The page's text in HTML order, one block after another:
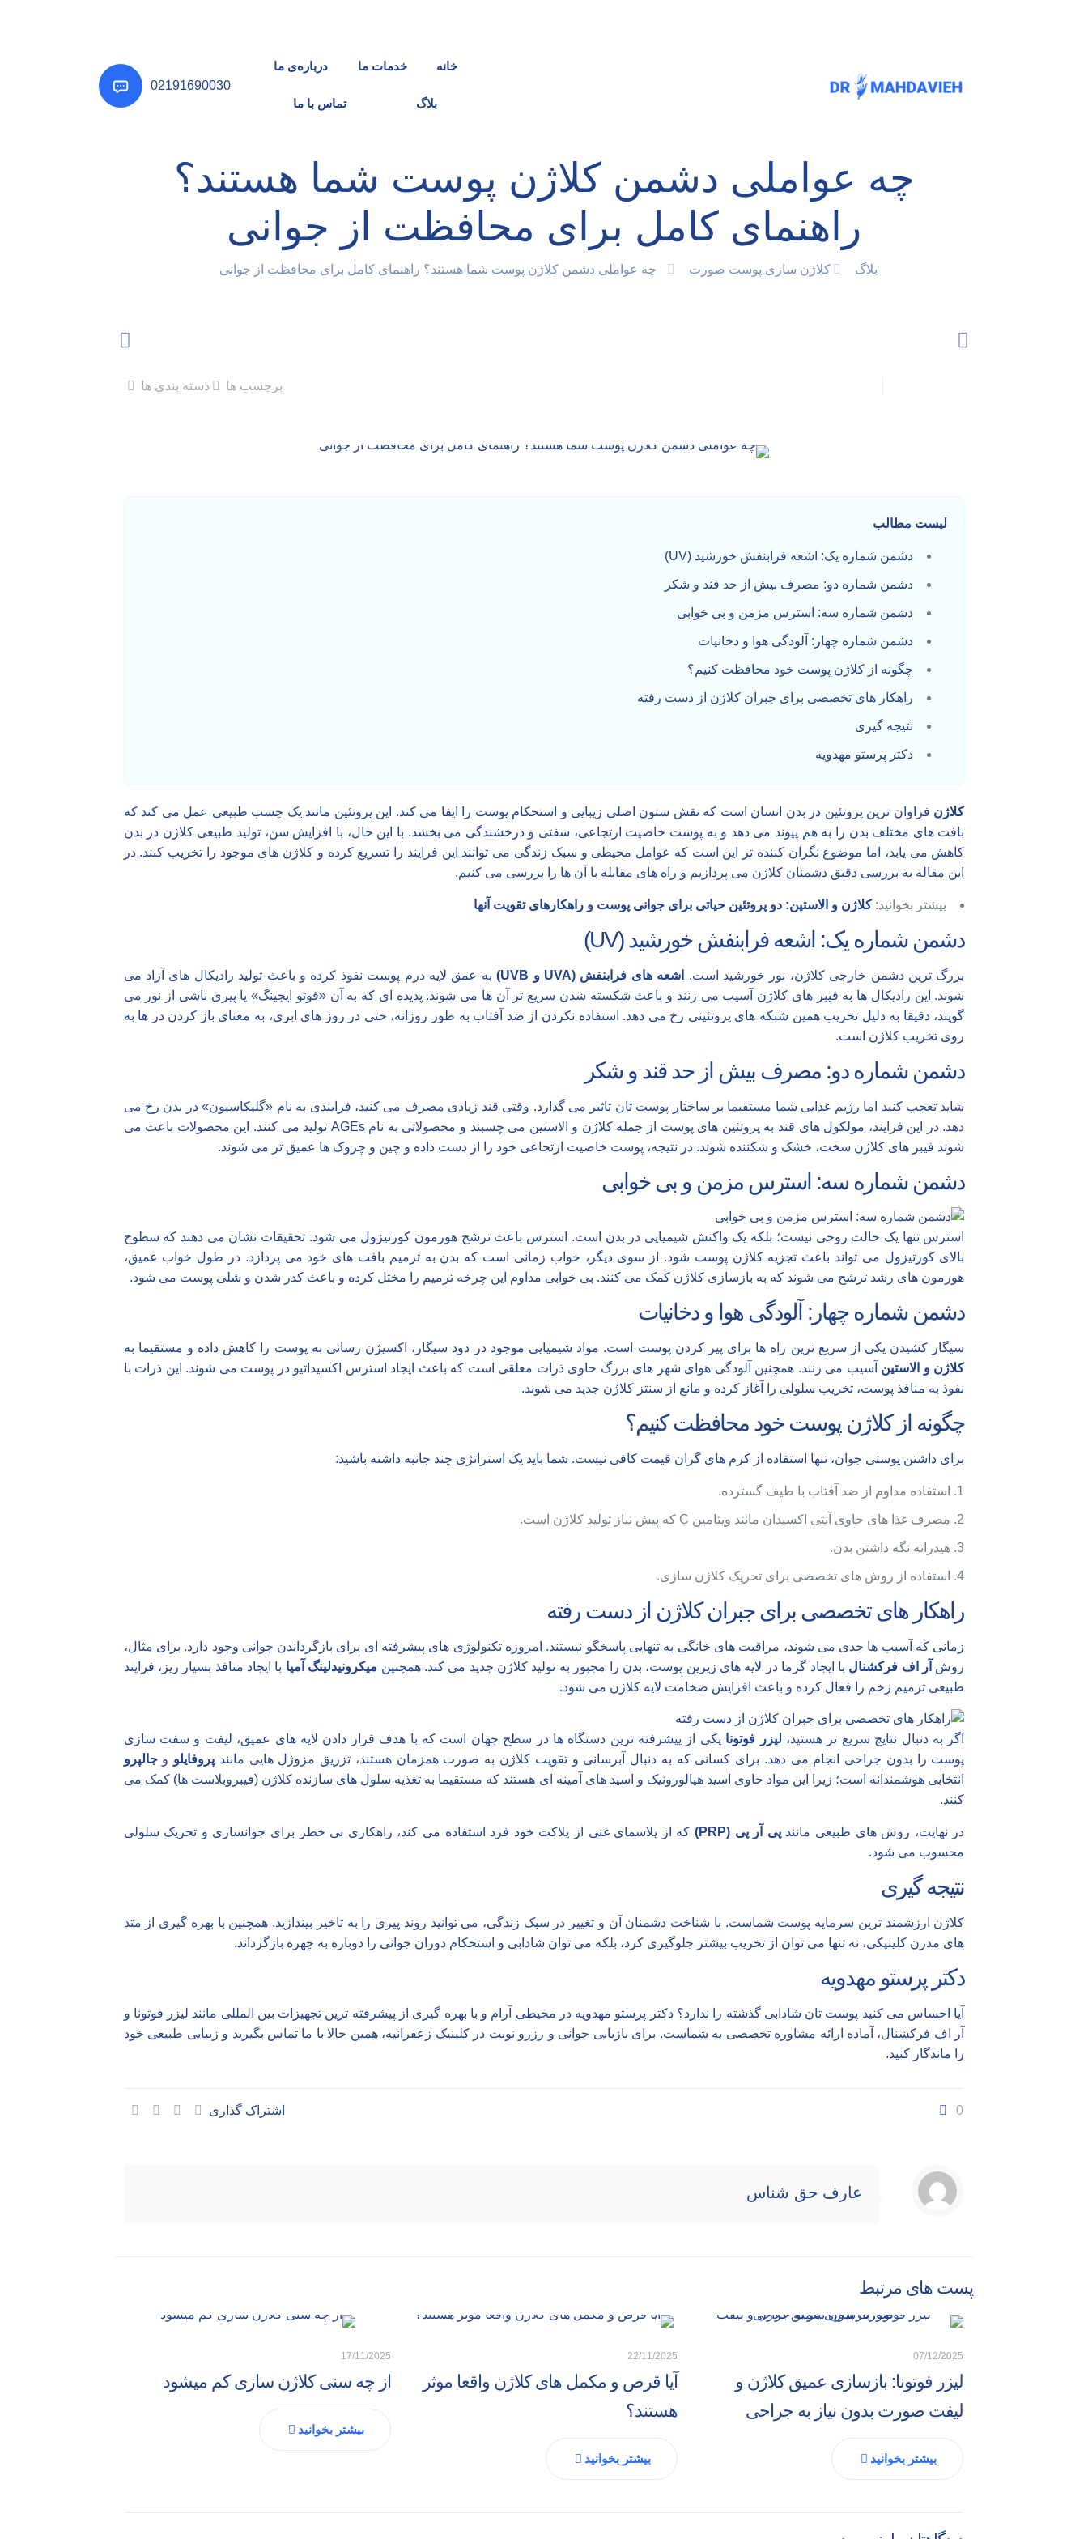
خانه خدمات ما درباره‌ی ما
بلاگ تماس با ما
02191690030
چه عواملی دشمن کلاژن پوست شما هستند؟
راهنمای کامل برای محافظت از جوانی
بلاگ کلاژن سازی پوست صورت چه عواملی دشمن کلاژن پوست شما هستند؟ راهنمای کامل برای محافظت از جوانی
دسته بندی ها برچسب ها
لیست مطالب
دشمن شماره یک: اشعه فرابنفش خورشید (UV)
دشمن شماره دو: مصرف بیش از حد قند و شکر
دشمن شماره سه: استرس مزمن و بی خوابی
دشمن شماره چهار: آلودگی هوا و دخانیات
چگونه از کلاژن پوست خود محافظت کنیم؟
راهکار های تخصصی برای جبران کلاژن از دست رفته
نتیجه گیری
دکتر پرستو مهدویه
کلاژن فراوان‌ ترین پروتئین در بدن انسان است که نقش ستون اصلی زیبایی و استحکام پوست را ایفا می کند. این پروتئین مانند یک چسب طبیعی عمل می کند که
بافت های مختلف بدن را به هم پیوند می دهد و به پوست خاصیت ارتجاعی، سفتی و درخشندگی می بخشد. با این حال، با افزایش سن، تولید طبیعی کلاژن در بدن
کاهش می یابد، اما موضوع نگران کننده تر این است که عوامل محیطی و سبک زندگی می توانند این فرایند را تسریع کرده و کلاژن های موجود را تخریب کنند. در
این مقاله به بررسی دقیق دشمنان کلاژن می پردازیم و راه های مقابله با آن ها را بررسی می کنیم.
بیشتر بخوانید:کلاژن و الاستین: دو پروتئین حیاتی برای جوانی پوست و راهکارهای تقویت آنها
دشمن شماره یک: اشعه فرابنفش خورشید (UV)
بزرگ ترین دشمن خارجی کلاژن، نور خورشید است. اشعه های فرابنفش (UVA و UVB)
به عمق لایه درم پوست نفوذ کرده و باعث تولید رادیکال های آزاد می
شوند. این رادیکال ها به فیبر های کلاژن آسیب می زنند و باعث شکسته شدن سریع تر آن ها می شوند. پدیده ای که به آن «فوتو ایجینگ» یا پیری ناشی از نور می
گویند، دقیقا به دلیل تخریب همین شبکه های پروتئینی رخ می دهد. استفاده نکردن از ضد آفتاب به طور روزانه، حتی در روز های ابری، به معنای باز کردن در ها به
روی تخریب کلاژن است.
دشمن شماره دو: مصرف بیش از حد قند و شکر
شاید تعجب کنید اما رژیم غذایی شما مستقیما بر ساختار پوست تان تاثیر می گذارد. وقتی قند زیادی مصرف می کنید، فرایندی به نام «گلیکاسیون» در بدن رخ می
دهد. در این فرایند، مولکول های قند به پروتئین های پوست از جمله کلاژن و الاستین می چسبند و محصولاتی به نام AGEs تولید می کنند. این محصولات باعث می
شوند فیبر های کلاژن سخت، خشک و شکننده شوند. در نتیجه، پوست خاصیت ارتجاعی خود را از دست داده و چین و چروک ها عمیق تر می شوند.
دشمن شماره سه: استرس مزمن و بی خوابی
استرس تنها یک حالت روحی نیست؛ بلکه یک واکنش شیمیایی در بدن است. استرس باعث ترشح هورمون کورتیزول می شود. تحقیقات نشان می دهند که سطوح
بالای کورتیزول می تواند باعث تجزیه کلاژن پوست شود. از سوی دیگر، خواب زمانی است که بدن به ترمیم بافت های خود می پردازد. در طول خواب عمیق،
هورمون های رشد ترشح می شوند که به بازسازی کلاژن کمک می کنند. بی خوابی مداوم این چرخه ترمیم را مختل کرده و باعث کدر شدن و شلی پوست می شود.
دشمن شماره چهار: آلودگی هوا و دخانیات
سیگار کشیدن یکی از سریع ترین راه ها برای پیر کردن پوست است. مواد شیمیایی موجود در دود سیگار، اکسیژن رسانی به پوست را کاهش داده و مستقیما به
کلاژن و الاستین آسیب می زنند. همچنین آلودگی هوای شهر های بزرگ حاوی ذرات معلقی است که باعث ایجاد استرس اکسیداتیو در پوست می شوند. این ذرات با
نفوذ به منافذ پوست، تخریب سلولی را آغاز کرده و مانع از سنتز کلاژن جدید می شوند.
چگونه از کلاژن پوست خود محافظت کنیم؟
برای داشتن پوستی جوان، تنها استفاده از کرم های گران قیمت کافی نیست. شما باید یک استراتژی چند جانبه داشته باشید:
استفاده مداوم از ضد آفتاب با طیف گسترده.
مصرف غذا های حاوی آنتی اکسیدان مانند ویتامین C که پیش نیاز تولید کلاژن است.
هیدراته نگه داشتن بدن.
استفاده از روش های تخصصی برای تحریک کلاژن سازی.
راهکار های تخصصی برای جبران کلاژن از دست رفته
زمانی که آسیب ها جدی می شوند، مراقبت های خانگی به تنهایی پاسخگو نیستند. امروزه تکنولوژی های پیشرفته ای برای بازگرداندن جوانی وجود دارد. برای مثال،
روش آر اف فرکشنال با ایجاد گرما در لایه های زیرین پوست، بدن را مجبور به تولید کلاژن جدید می کند. همچنین میکرونیدلینگ آمیا با ایجاد منافذ بسیار ریز، فرایند
طبیعی ترمیم زخم را فعال کرده و باعث افزایش ضخامت لایه کلاژن می شود.
اگر به دنبال نتایج سریع تر هستید، لیزر فوتونا یکی از پیشرفته ترین دستگاه ها در سطح جهان است که با هدف قرار دادن لایه های عمیق، لیفت و سفت سازی
پوست را بدون جراحی انجام می دهد. برای کسانی که به دنبال آبرسانی و تقویت کلاژن به صورت همزمان هستند، تزریق مزوژل هایی مانند پروفایلو وجالپرو
انتخابی هوشمندانه است؛ زیرا این مواد حاوی اسید هیالورونیک و اسید های آمینه ای هستند که مستقیما به تغذیه سلول های سازنده کلاژن (فیبروبلاست ها) کمک می
کنند.
در نهایت، روش های طبیعی مانندپی آر پی (PRP)
که از پلاسمای غنی از پلاکت خود فرد استفاده می کند، راهکاری بی خطر برای جوانسازی و تحریک سلولی
محسوب می شود.
نتیجه گیری
کلاژن ارزشمند ترین سرمایه پوست شماست. با شناخت دشمنان آن و تغییر در سبک زندگی، می توانید روند پیری را به تاخیر بیندازید. همچنین با بهره گیری از متد
های مدرن کلینیکی، نه تنها می توان از تخریب بیشتر جلوگیری کرد، بلکه می توان شادابی و استحکام دوران جوانی را دوباره به چهره بازگرداند.
دکتر پرستو مهدویه
آیا احساس می کنید پوست تان شادابی گذشته را ندارد؟دکتر پرستو مهدویه در محیطی آرام و با بهره گیری از پیشرفته ترین تجهیزات بین المللی مانند لیزر فوتونا و
آر اف فرکشنال، آماده ارائه مشاوره تخصصی به شماست. برای بازیابی جوانی و رزرو نوبت در کلینیک زعفرانیه، همین حالا با ما تماس بگیرید و زیبایی طبیعی خود
را ماندگار کنید.
اشتراک گذاری 0
عارف حق شناس
پست های مرتبط
07/12/2025
لیزر فوتونا: بازسازی عمیق کلاژن و
لیفت صورت بدون نیاز به جراحی
بیشتر بخوانید
22/11/2025
آیا قرص و مکمل های کلاژن واقعا موثر
هستند؟
بیشتر بخوانید
17/11/2025
از چه سنی کلاژن سازی کم میشود
بیشتر بخوانید